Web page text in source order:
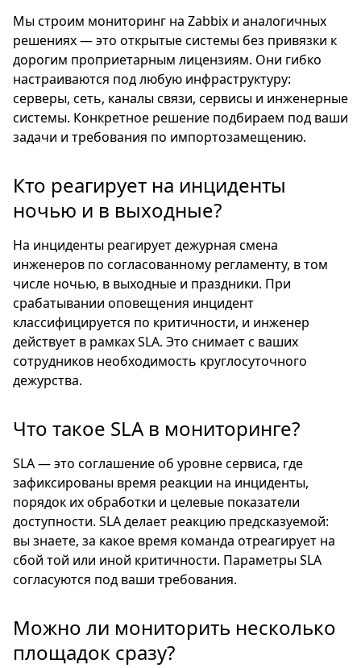
Мы строим мониторинг на Zabbix и аналогичных
решениях — это открытые системы без привязки к
дорогим проприетарным лицензиям. Они гибко
настраиваются под любую инфраструктуру:
серверы, сеть, каналы связи, сервисы и инженерные
системы. Конкретное решение подбираем под ваши
задачи и требования по импортозамещению.
Кто реагирует на инциденты
ночью и в выходные?
На инциденты реагирует дежурная смена
инженеров по согласованному регламенту, в том
числе ночью, в выходные и праздники. При
срабатывании оповещения инцидент
классифицируется по критичности, и инженер
действует в рамках SLA. Это снимает с ваших
сотрудников необходимость круглосуточного
дежурства.
Что такое SLA в мониторинге?
SLA — это соглашение об уровне сервиса, где
зафиксированы время реакции на инциденты,
порядок их обработки и целевые показатели
доступности. SLA делает реакцию предсказуемой:
вы знаете, за какое время команда отреагирует на
сбой той или иной критичности. Параметры SLA
согласуются под ваши требования.
Можно ли мониторить несколько
площадок сразу?